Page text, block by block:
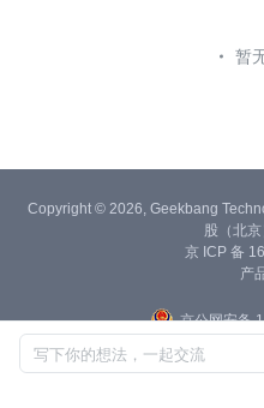
暂
写下你的想法，一起交流
Copyright © 2026, Geekbang
股（北
京 ICP 备
产
京公网安备